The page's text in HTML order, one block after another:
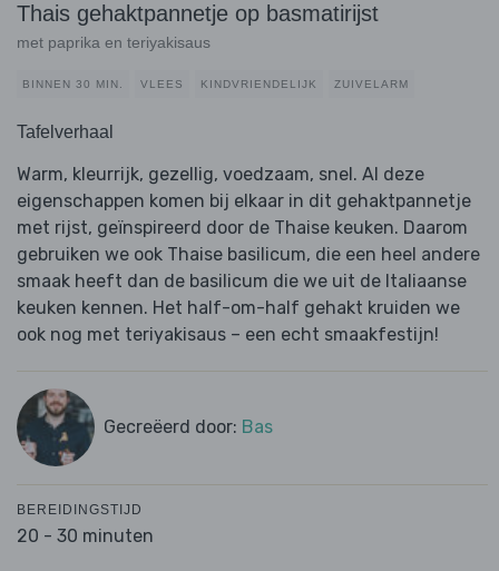
Thais gehaktpannetje op basmatirijst
met paprika en teriyakisaus
BINNEN 30 MIN. VLEES KINDVRIENDELIJK ZUIVELARM
Tafelverhaal
Warm, kleurrijk, gezellig, voedzaam, snel. Al deze
eigenschappen komen bij elkaar in dit gehaktpannetje
met rijst, geïnspireerd door de Thaise keuken. Daarom
gebruiken we ook Thaise basilicum, die een heel andere
smaak heeft dan de basilicum die we uit de Italiaanse
keuken kennen. Het half-om-half gehakt kruiden we
ook nog met teriyakisaus – een echt smaakfestijn!
Gecreëerd door: Bas
BEREIDINGSTIJD
20 - 30 minuten